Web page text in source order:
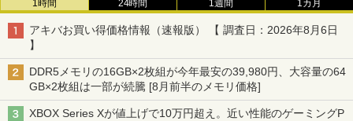
1時間 24時間 1週間 1カ月
アキバお買い得価格情報（速報版） 【 調査日：2026年8月6日
】
DDR5メモリの16GB×2枚組が今年最安の39,980円、大容量の64
GB×2枚組は一部が続騰 [8月前半のメモリ価格]
XBOX Series Xが値上げで10万円超え。近い性能のゲーミングP